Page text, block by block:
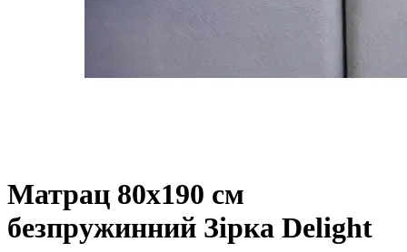
Матрац 80х190 см
безпружинний Зірка Delight